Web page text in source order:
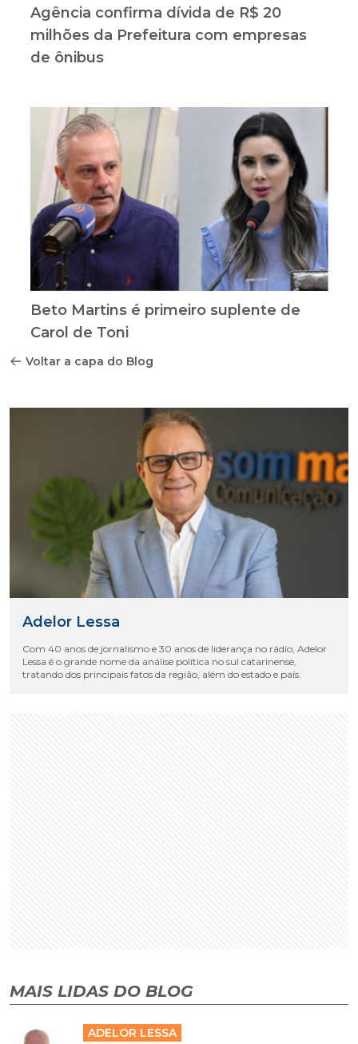
Agência confirma dívida de R$ 20
milhões da Prefeitura com empresas
de ônibus
Beto Martins é primeiro suplente de
Carol de Toni
Voltar a capa do Blog
Adelor Lessa
Com 40 anos de jornalismo e 30 anos de liderança no rádio, Adelor
Lessa é o grande nome da análise política no sul catarinense,
tratando dos principais fatos da região, além do estado e país.
MAIS LIDAS DO BLOG
ADELOR LESSA